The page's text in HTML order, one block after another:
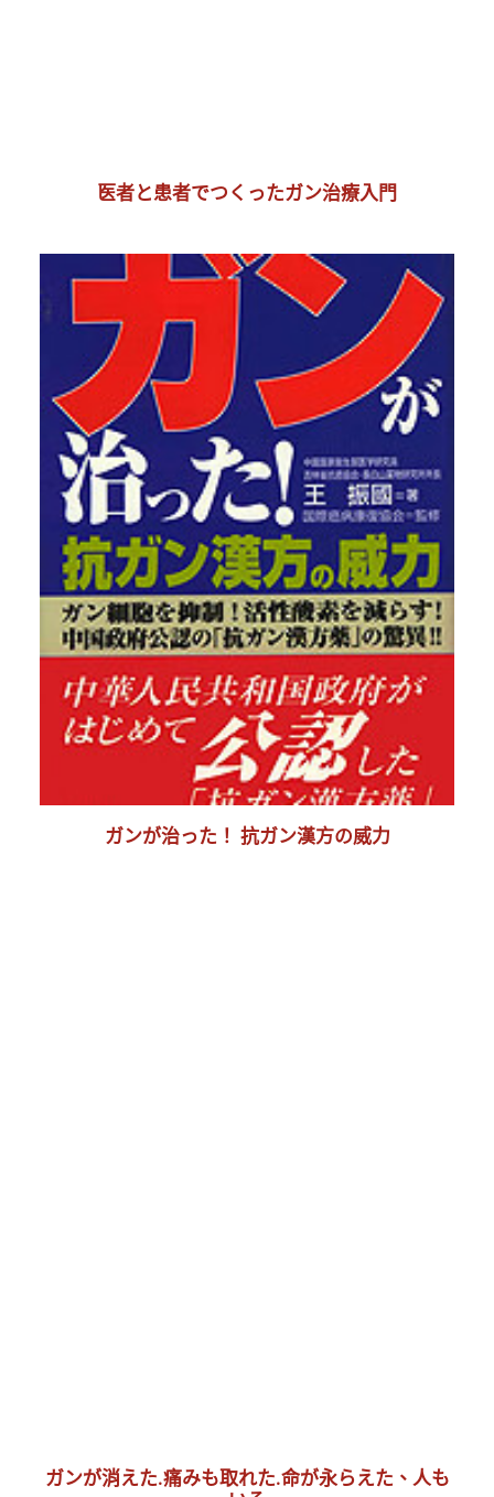
医者と患者でつくったガン治療入門
ガンが治った！ 抗ガン漢方の威力
ガンが消えた.痛みも取れた.命が永らえた、人も